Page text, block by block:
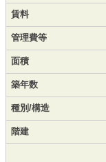
賃料
管理費等
面積
築年数
種別/構造
階建